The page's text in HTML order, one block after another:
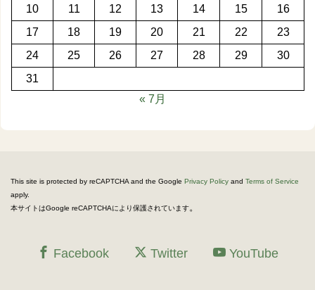
10
11 12 13 14 15
16
17
18 19 20 21 22
23
24
25 26 27 28 29
30
31
« 7月
This site is protected by reCAPTCHA and the Google Privacy Policy and Terms of Service
apply.
本サイトはGoogle reCAPTCHAにより保護されています。
Facebook Twitter YouTube